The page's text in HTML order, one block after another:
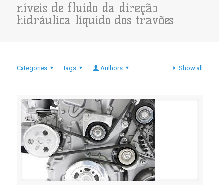
níveis de fluido da direção
hidráulica líquido dos travões
Categories Tags Authors Show all